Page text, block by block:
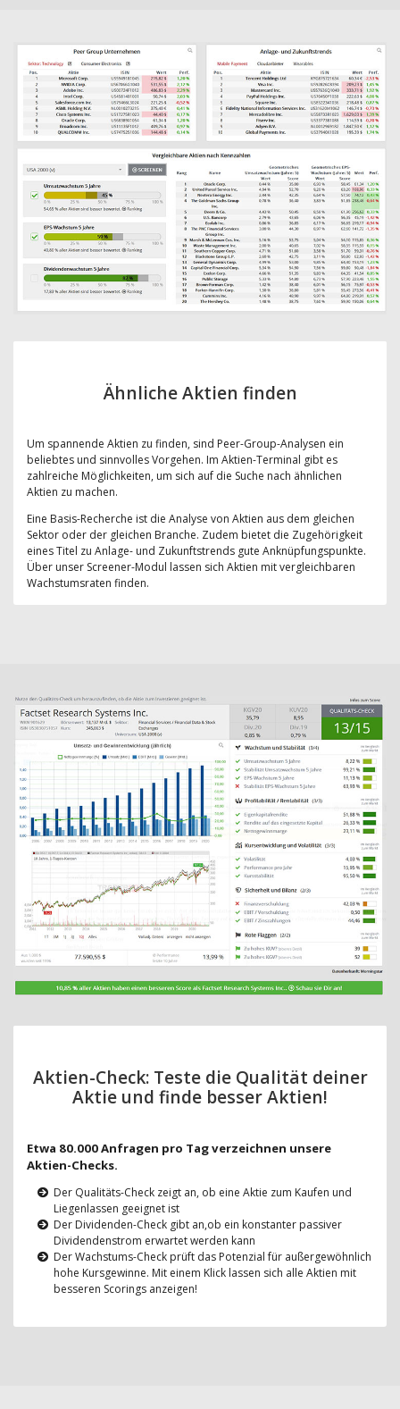
Ähnliche Aktien finden
Um spannende Aktien zu finden, sind Peer-Group-Analysen ein
beliebtes und sinnvolles Vorgehen. Im Aktien-Terminal gibt es
zahlreiche Möglichkeiten, um sich auf die Suche nach ähnlichen
Aktien zu machen.
Eine Basis-Recherche ist die Analyse von Aktien aus dem gleichen
Sektor oder der gleichen Branche. Zudem bietet die Zugehörigkeit
eines Titel zu Anlage- und Zukunftstrends gute Anknüpfungspunkte.
Über unser Screener-Modul lassen sich Aktien mit vergleichbaren
Wachstumsraten finden.
Aktien-Check: Teste die Qualität deiner
Aktie und finde besser Aktien!
Etwa 80.000 Anfragen pro Tag verzeichnen unsere
Aktien-Checks.
Der Qualitäts-Check zeigt an, ob eine Aktie zum Kaufen und
Liegenlassen geeignet ist
Der Dividenden-Check gibt an,ob ein konstanter passiver
Dividendenstrom erwartet werden kann
Der Wachstums-Check prüft das Potenzial für außergewöhnlich
hohe Kursgewinne. Mit einem Klick lassen sich alle Aktien mit
besseren Scorings anzeigen!